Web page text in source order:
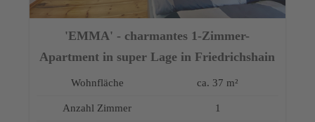
'EMMA' - charmantes 1-Zimmer-
Apartment in super Lage in Friedrichshain
Wohnfläche ca. 37 m²
Anzahl Zimmer 1